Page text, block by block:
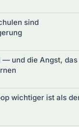
sind
— und die Angst, das
wichtiger ist als